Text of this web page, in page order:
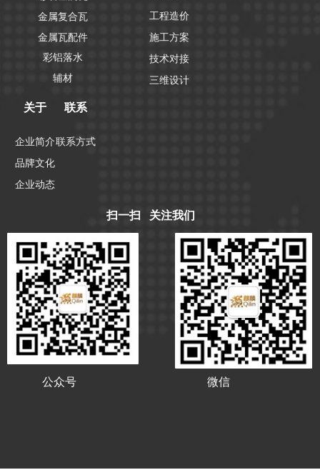
工程造价
施工方案
技术对接
三维设计
关于
企业简介
品牌文化
企业动态
联系
联系方式
金属复合瓦
金属瓦配件
彩铝落水
辅材
扫一扫 关注我们
公众号 微信